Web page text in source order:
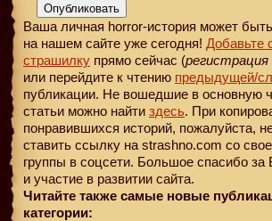
Опубликовать
Ваша личная horror-история может
на нашем сайте уже сегодня! Добавьте
страшилку прямо сейчас (
или перейдите к чтению предыдущей/
публикации. Не вошедшие в основную
статьи можно найти здесь. При
понравившихся историй, пожалуйста,
ставить ссылку на strashno.com со
группы в соцсети. Большое спасибо
и участие в развитии сайта.
Читайте также самые новые
категории: